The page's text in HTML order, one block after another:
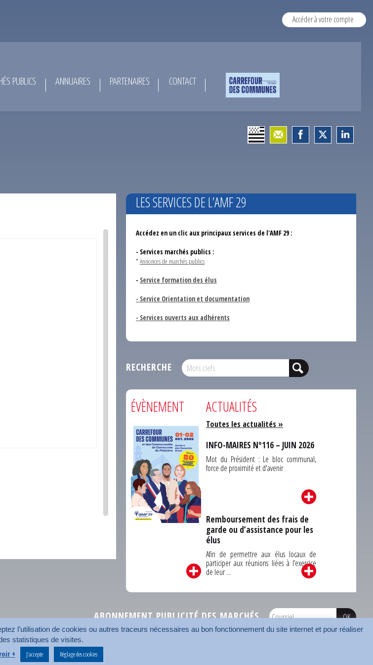
Accéder à votre compte
PUBLICS ANNUAIRES PARTENAIRES CONTACT
LES SERVICES DE L’AMF 29
Accédez en un clic aux principaux services de l'AMF 29 :
- Services marchés publics :
*Annonces de marchés publics
- Service formation des élus
- Service Orientation et documentation
- Services ouverts aux adhérents
RECHERCHE
ÉVÈNEMENT ACTUALITÉS
Toutes les actualités »
INFO-MAIRES N°116 – JUIN 2026
Mot du Président : Le bloc communal,
force de proximité et d'avenir
Remboursement des frais de
garde ou d’assistance pour les
élus
Afin de permettre aux élus locaux de
participer aux réunions liées à l’exercice
de leur ...
ABONNEMENT PUBLICITÉ DES MARCHÉS
Plan du site
l’utilisation de cookies ou autres traceurs nécessaires au bon fonctionnement du site internet et pour réaliser
statistiques de visites.
+ J’accepte Réglage des cookies